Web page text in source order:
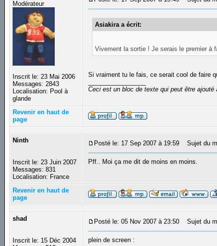
Modérateur
Inscrit le: 23 Mai 2006
Messages: 2843
Localisation: Pool à
glande
Asiakira a écrit:
Vivement la sortie ! Je serais le premier à
Si vraiment tu le fais, ce serait cool de faire
Ceci est un bloc de texte qui peut être
Revenir en haut de
page
Ninth
Inscrit le: 23 Juin 2007
Messages: 831
Localisation: France
Posté le: 17 Sep 2007 à 19:59 Sujet du
Pff.. Moi ça me dit de moins en moins.
Revenir en haut de
page
shad
Inscrit le: 15 Déc 2004
Posté le: 05 Nov 2007 à 23:50 Sujet du
plein de screen :